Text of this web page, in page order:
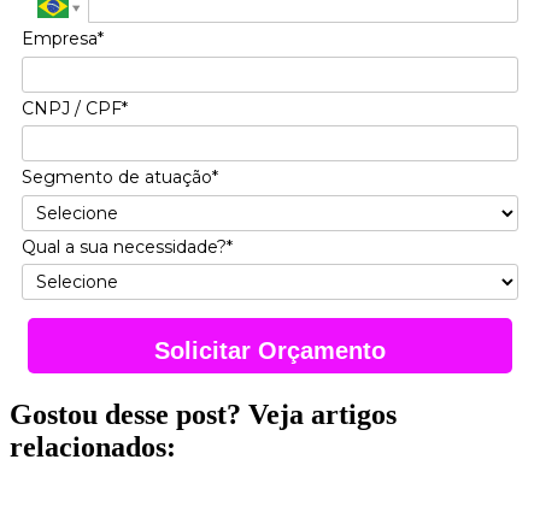
Empresa*
CNPJ / CPF*
Segmento de atuação*
Qual a sua necessidade?*
Solicitar Orçamento
Gostou desse post? Veja artigos
relacionados: